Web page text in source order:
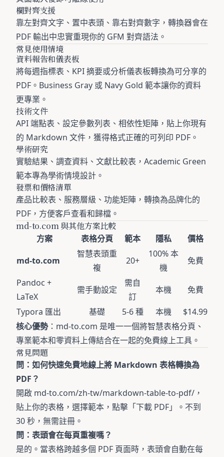
欄對齊支援
靠左對齊文字、置中表頭、靠右對齊數字，轉換器會在
PDF 輸出中忠實重現你的 GFM 對齊語法。
常見使用情境
資料報告和儀表板
將每週指標表、KPI 摘要或分析儀表板轉換為可分享的
PDF。Business Gray 或 Navy Gold 範本讓你的資料
更專業。
技術文件
API 端點表、設定參數列表、相依性矩陣，貼上你現有
的 Markdown 文件，獲得格式正確的可列印 PDF。
學術研究
實驗結果、調查資料、文獻比較表，Academic Green
範本專為學術情境設計。
發票和價格清單
產品比較表、服務層級、功能矩陣，轉換為品牌化的
PDF，方便客戶查看和歸檔。
md-to.com 與其他方案比較
方案 表格分頁 範本 隱私
價格
md-to.com
智慧表頭重
複
20+
100% 本
機
免費
Pandoc +
LaTeX
需手動設定
需自
訂
本機
免費
Typora 匯出
基礎 5-6 種 本機
$14.99
核心優勢：md-to.com 是唯一一個將智慧表格分頁、
專業範本和零資料上傳結合在一起的免費線上工具。
常見問題
問：如何快速免費地線上將 Markdown 表格轉換為
PDF？
開啟 md-to.com/zh-tw/markdown-table-to-pdf/ ，
貼上你的表格，選擇範本，點擊「下載 PDF」。不到
30 秒，無需註冊。
問：表頭會在每頁重複嗎？
是的。當表格跨越多個 PDF 頁面時，表頭會自動在每